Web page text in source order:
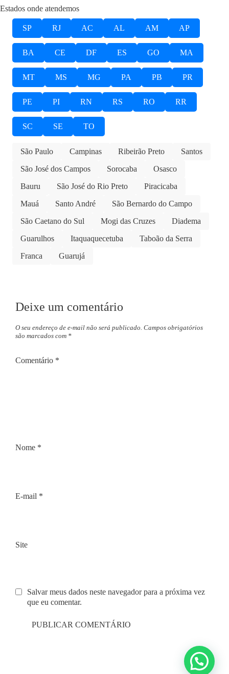
Estados onde atendemos
SP RJ AC AL AM AP
BA CE DF ES GO MA
MT MS MG PA PB PR
PE PI RN RS RO RR
SC SE TO
São Paulo Campinas Ribeirão Preto
Santos
São José dos Campos
Sorocaba
Osasco
Bauru
São José do Rio Preto
Piracicaba
Mauá
Santo André
São Bernardo do Campo
São Caetano do Sul
Mogi das Cruzes
Diadema
Guarulhos
Itaquaquecetuba
Taboão da Serra
Franca
Guarujá
Deixe um comentário
O seu endereço de e-mail não será publicado. Campos obrigatórios
são marcados com *
Comentário *
Nome *
E-mail *
Site
Salvar meus dados neste navegador para a próxima vez
que eu comentar.